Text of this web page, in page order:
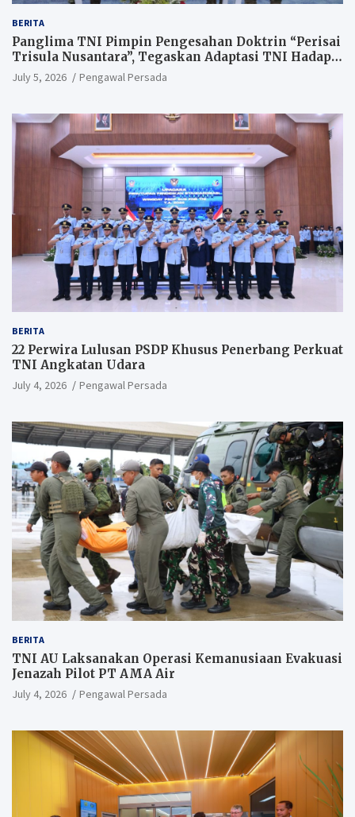
BERITA
Panglima TNI Pimpin Pengesahan Doktrin “Perisai
Trisula Nusantara”, Tegaskan Adaptasi TNI Hadapi
Perang Modern
July 5, 2026 Pengawal Persada
BERITA
22 Perwira Lulusan PSDP Khusus Penerbang Perkuat
TNI Angkatan Udara
July 4, 2026 Pengawal Persada
BERITA
TNI AU Laksanakan Operasi Kemanusiaan Evakuasi
Jenazah Pilot PT AMA Air
July 4, 2026 Pengawal Persada